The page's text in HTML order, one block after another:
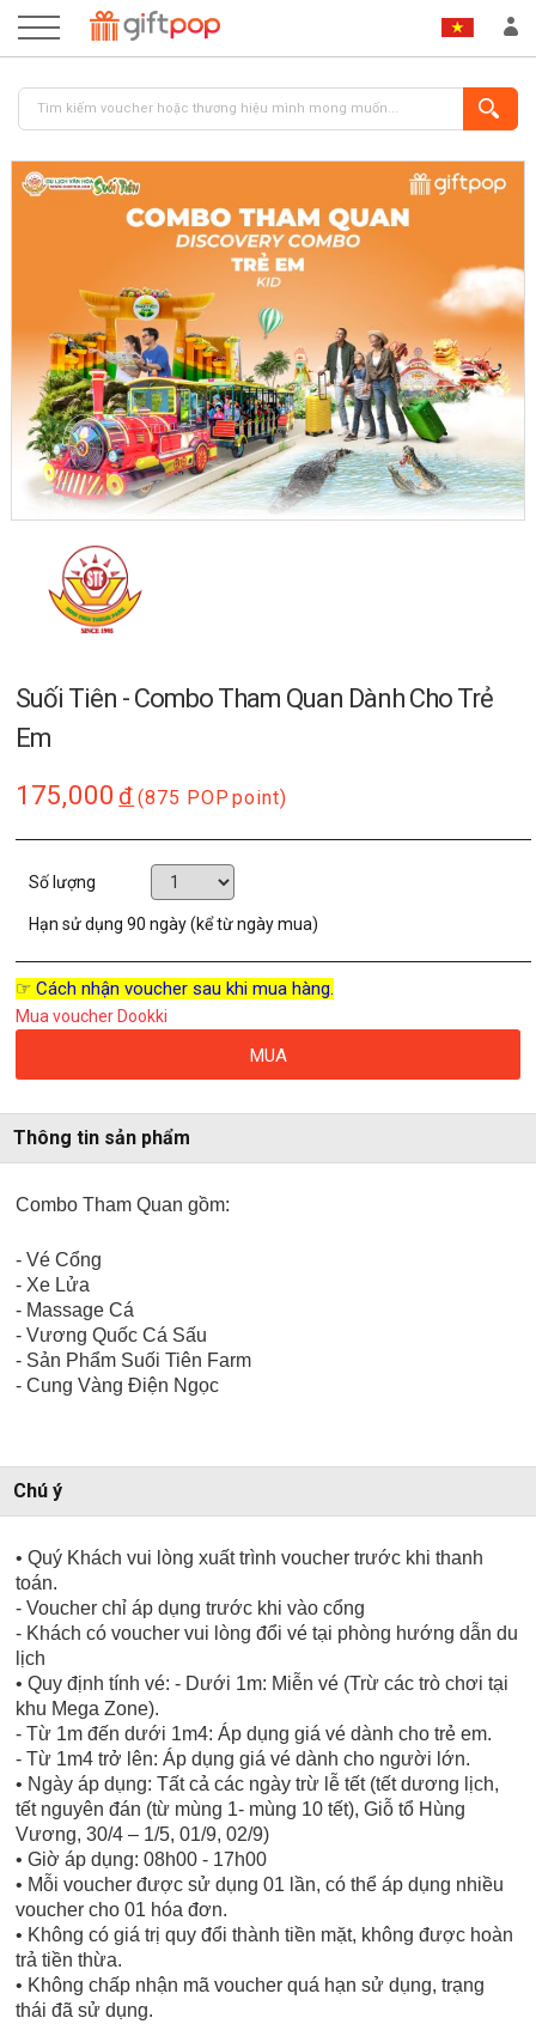
ĐĂNG NHẬP ĐĂNG KÝ
Suối Tiên - Combo Tham Quan Dành Cho Trẻ
Em
175,000 đ (875 POP point)
Số lượng
Hạn sử dụng90 ngày (kể từ ngày mua)
☞ Cách nhận voucher sau khi mua hàng.
Mua voucher Dookki
MUA
Thông tin sản phẩm
Combo Tham Quan gồm:
- Vé Cổng
- Xe Lửa
- Massage Cá
- Vương Quốc Cá Sấu
- Sản Phẩm Suối Tiên Farm
- Cung Vàng Điện Ngọc
Chú ý
• Quý Khách vui lòng xuất trình voucher trước khi thanh
toán.
- Voucher chỉ áp dụng trước khi vào cổng
- Khách có voucher vui lòng đổi vé tại phòng hướng dẫn du
lịch
• Quy định tính vé: - Dưới 1m: Miễn vé (Trừ các trò chơi tại
khu Mega Zone).
- Từ 1m đến dưới 1m4: Áp dụng giá vé dành cho trẻ em.
- Từ 1m4 trở lên: Áp dụng giá vé dành cho người lớn.
• Ngày áp dụng: Tất cả các ngày trừ lễ tết (tết dương lịch,
tết nguyên đán (từ mùng 1- mùng 10 tết), Giỗ tổ Hùng
Vương, 30/4 – 1/5, 01/9, 02/9)
• Giờ áp dụng: 08h00 - 17h00
• Mỗi voucher được sử dụng 01 lần, có thể áp dụng nhiều
voucher cho 01 hóa đơn.
• Không có giá trị quy đổi thành tiền mặt, không được hoàn
trả tiền thừa.
• Không chấp nhận mã voucher quá hạn sử dụng, trạng
thái đã sử dụng.